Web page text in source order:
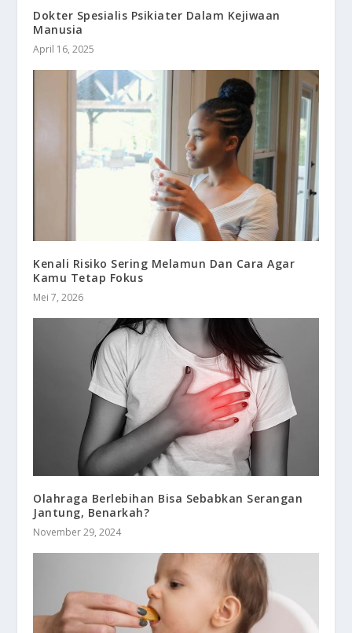
Dokter Spesialis Psikiater Dalam Kejiwaan
Manusia
April 16, 2025
Kenali Risiko Sering Melamun Dan Cara Agar
Kamu Tetap Fokus
Mei 7, 2026
Olahraga Berlebihan Bisa Sebabkan Serangan
Jantung, Benarkah?
November 29, 2024